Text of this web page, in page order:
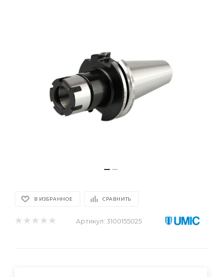
В ИЗБРАННОЕ СРАВНИТЬ
Артикул: 3100155025